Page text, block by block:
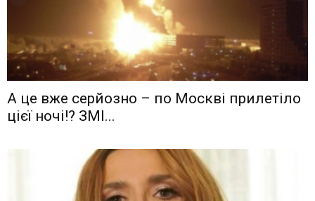
А це вже серйозно – по Москві прилетіло
цієї ночі!? ЗМІ...